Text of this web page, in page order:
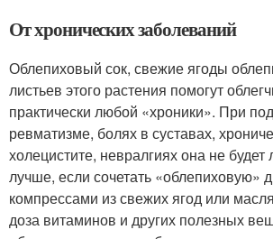
От хронических заболеваний
Облепиховый сок, свежие ягоды
листьев этого растения помогут
практически любой «хроники». При
ревматизме, болях в суставах,
холецистите, невралгиях она не
лучше, если сочетать «облепиховую»
компрессами из свежих ягод или
доза витаминов и других полезных